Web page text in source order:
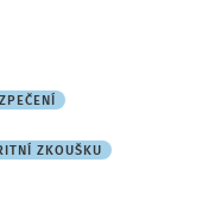
ZKOUŠKU